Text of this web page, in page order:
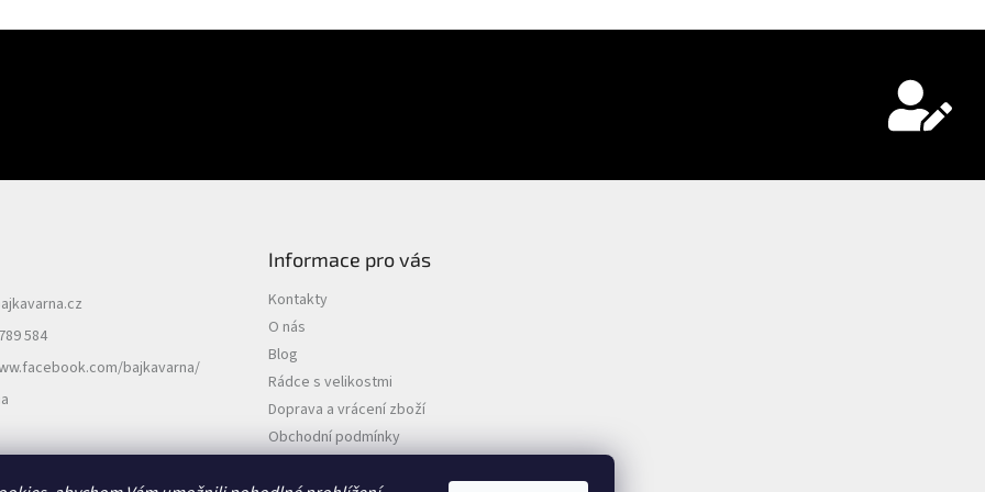
584
bajkavarna/
Informace pro vás
Kontakty
O nás
Blog
Rádce s velikostmi
Doprava a vrácení zboží
Obchodní podmínky